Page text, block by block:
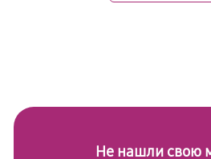
Не нашли свою